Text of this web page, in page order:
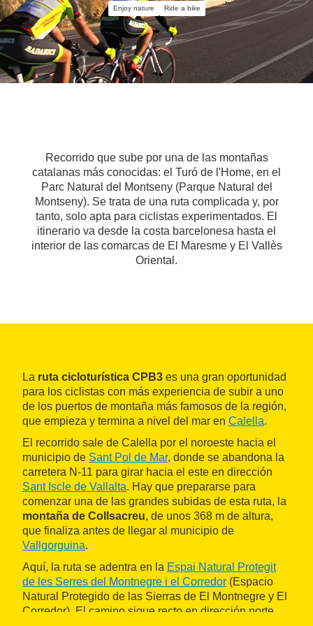
Enjoy nature Ride a bike
Recorrido que sube por una de las montañas
catalanas más conocidas: el Turó de l'Home, en el
Parc Natural del Montseny (Parque Natural del
Montseny). Se trata de una ruta complicada y, por
tanto, solo apta para ciclistas experimentados. El
itinerario va desde la costa barcelonesa hasta el
interior de las comarcas de El Maresme y El Vallès
Oriental.
La ruta cicloturística CPB3 es una gran oportunidad
para los ciclistas con más experiencia de subir a uno
de los puertos de montaña más famosos de la región,
que empieza y termina a nivel del mar en Calella.
El recorrido sale de Calella por el noroeste hacia el
municipio de Sant Pol de Mar, donde se abandona la
carretera N-11 para girar hacia el este en dirección
Sant Iscle de Vallalta. Hay que prepararse para
comenzar una de las grandes subidas de esta ruta, la
montaña de Collsacreu, de unos 368 m de altura,
que finaliza antes de llegar al municipio de
Vallgorguina.
Aquí, la ruta se adentra en la Espai Natural Protegit
de les Serres del Montnegre i el Corredor (Espacio
Natural Protegido de las Sierras de El Montnegre y El
Corredor). El camino sigue recto en dirección norte